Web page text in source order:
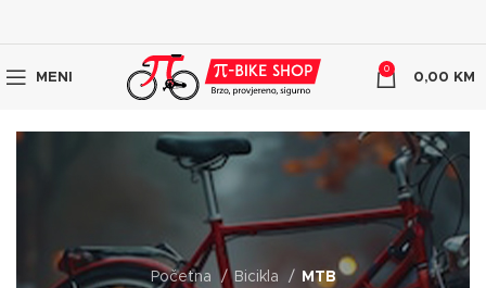
MENI
0
0,00 KM
Početna Bicikla MTB